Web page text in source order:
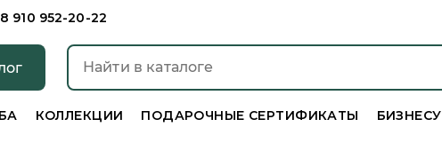
8 910 952-20-22
КОЛЛЕКЦИИ ПОДАРОЧНЫЕ СЕРТИФИКАТЫ БИЗНЕСУ